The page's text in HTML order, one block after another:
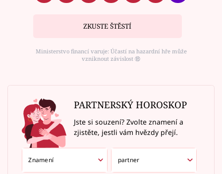
ZKUSTE ŠTĚSTÍ
Ministerstvo financí varuje: Účastí na hazardní hře může
vzniknout závislost ⑱
PARTNERSKÝ HOROSKOP
Jste si souzení? Zvolte znamení a
zjistěte, jestli vám hvězdy přejí.